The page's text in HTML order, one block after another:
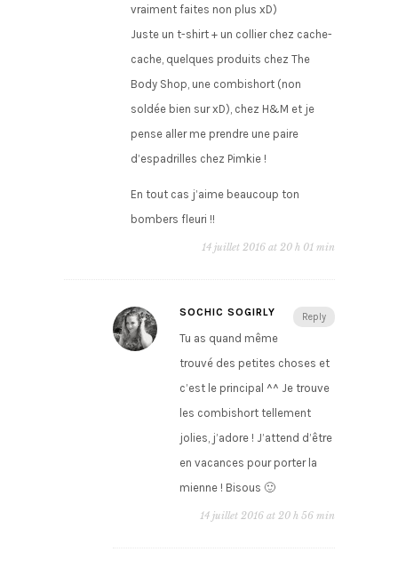
vraiment faites non plus xD)
Juste un t-shirt + un collier chez cache-
cache, quelques produits chez The
Body Shop, une combishort (non
soldée bien sur xD), chez H&M et je
pense aller me prendre une paire
d’espadrilles chez Pimkie !
En tout cas j’aime beaucoup ton
bombers fleuri !!
14 juillet 2016 at 20 h 01 min
Reply
SOCHIC SOGIRLY
Tu as quand même
trouvé des petites choses et
c’est le principal ^^ Je trouve
les combishort tellement
jolies, j’adore ! J’attend d’être
en vacances pour porter la
mienne ! Bisous 🙂
14 juillet 2016 at 20 h 56 min